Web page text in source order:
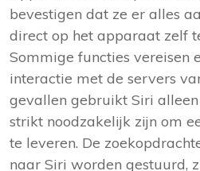
bevestigen dat ze er alles
direct op het apparaat zelf
Sommige functies vereisen
interactie met de servers
gevallen gebruikt Siri
strikt noodzakelijk zijn om
te leveren. De
naar Siri worden gestuurd,